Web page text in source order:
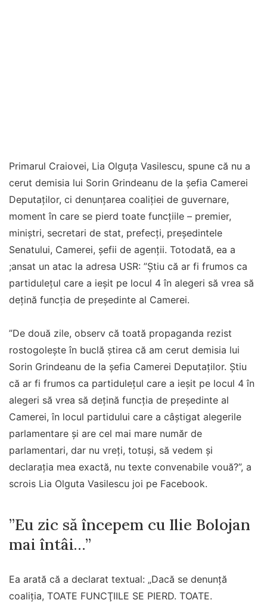
Primarul Craiovei, Lia Olguţa Vasilescu, spune că nu a
cerut demisia lui Sorin Grindeanu de la şefia Camerei
Deputaţilor, ci denunţarea coaliţiei de guvernare,
moment în care se pierd toate funcţiile – premier,
miniştri, secretari de stat, prefecţi, preşedintele
Senatului, Camerei, şefii de agenţii. Totodată, ea a
;ansat un atac la adresa USR: ”Ştiu că ar fi frumos ca
partiduleţul care a ieşit pe locul 4 în alegeri să vrea să
deţină funcţia de preşedinte al Camerei.
”De două zile, observ că toată propaganda rezist
rostogoleşte în buclă ştirea că am cerut demisia lui
Sorin Grindeanu de la şefia Camerei Deputaţilor. Ştiu
că ar fi frumos ca partiduleţul care a ieşit pe locul 4 în
alegeri să vrea să deţină funcţia de preşedinte al
Camerei, în locul partidului care a câştigat alegerile
parlamentare şi are cel mai mare număr de
parlamentari, dar nu vreţi, totuşi, să vedem şi
declaraţia mea exactă, nu texte convenabile vouă?”, a
scrois Lia Olguta Vasilescu joi pe Facebook.
”Eu zic să începem cu Ilie Bolojan
mai întâi…”
Ea arată că a declarat textual: „Dacă se denunţă
coaliţia, TOATE FUNCŢIILE SE PIERD. TOATE.